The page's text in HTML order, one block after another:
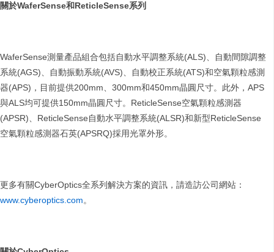
關於WaferSense和ReticleSense系列
WaferSense測量產品組合包括自動水平調整系統(ALS)、自動間隙調整
系統(AGS)、自動振動系統(AVS)、自動校正系統(ATS)和空氣顆粒感測
器(APS)，目前提供200mm、300mm和450mm晶圓尺寸。此外，APS
與ALS均可提供150mm晶圓尺寸。ReticleSense空氣顆粒感測器
(APSR)、ReticleSense自動水平調整系統(ALSR)和新型ReticleSense
空氣顆粒感測器石英(APSRQ)採用光罩外形。
更多有關CyberOptics全系列解決方案的資訊，請造訪公司網站：
www.cyberoptics.com。